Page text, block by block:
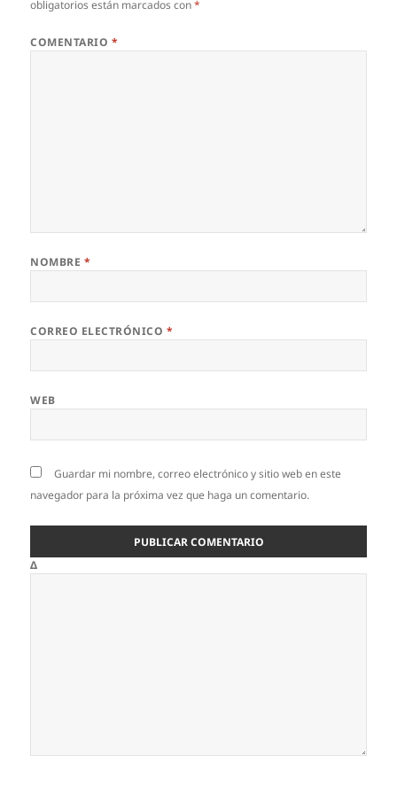
obligatorios están marcados con*
COMENTARIO *
NOMBRE *
CORREO ELECTRÓNICO *
WEB
Guardar mi nombre, correo electrónico y sitio web en este
navegador para la próxima vez que haga un comentario.
Δ